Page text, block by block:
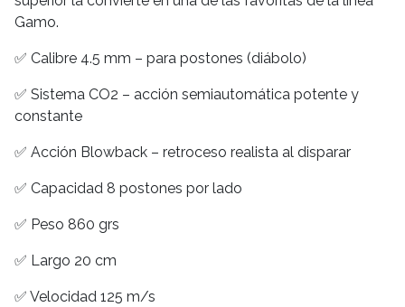
Gamo.
✅ Calibre 4.5 mm – para postones (diábolo)
✅ Sistema CO2 – acción semiautomática potente y
constante
✅ Acción Blowback – retroceso realista al disparar
✅ Capacidad 8 postones por lado
✅ Peso 860 grs
✅ Largo 20 cm
✅ Velocidad 125 m/s